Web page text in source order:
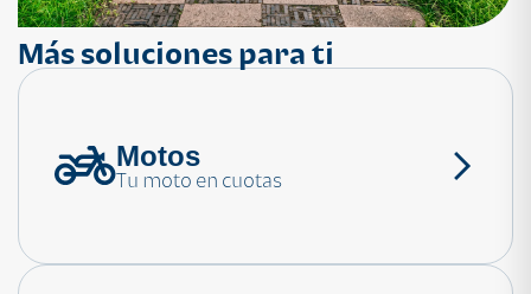
¿Necesitas ayuda?
Más soluciones para ti
Motos
Tu moto en cuotas